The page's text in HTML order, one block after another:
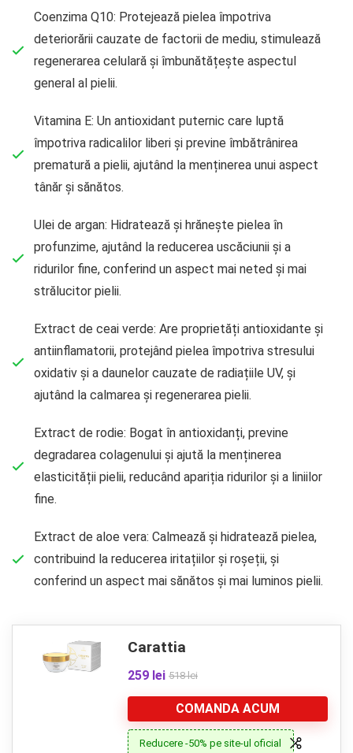
Coenzima Q10: Protejează pielea împotriva
deteriorării cauzate de factorii de mediu, stimulează
regenerarea celulară și îmbunătățește aspectul
general al pielii.
Vitamina E: Un antioxidant puternic care luptă
împotriva radicalilor liberi și previne îmbătrânirea
prematură a pielii, ajutând la menținerea unui aspect
tânăr și sănătos.
Ulei de argan: Hidratează și hrănește pielea în
profunzime, ajutând la reducerea uscăciunii și a
ridurilor fine, conferind un aspect mai neted și mai
strălucitor pielii.
Extract de ceai verde: Are proprietăți antioxidante și
antiinflamatorii, protejând pielea împotriva stresului
oxidativ și a daunelor cauzate de radiațiile UV, și
ajutând la calmarea și regenerarea pielii.
Extract de rodie: Bogat în antioxidanți, previne
degradarea colagenului și ajută la menținerea
elasticității pielii, reducând apariția ridurilor și a liniilor
fine.
Extract de aloe vera: Calmează și hidratează pielea,
contribuind la reducerea iritațiilor și roșeții, și
conferind un aspect mai sănătos și mai luminos pielii.
Carattia
259 lei 518 lei
COMANDA ACUM
Reducere -50% pe site-ul oficial